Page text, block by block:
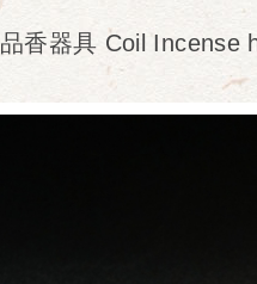
品香器具 Coil Incense